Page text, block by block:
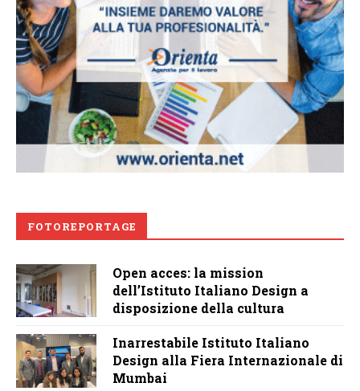
FOTOREPORTAGE
Open acces: la mission
dell’Istituto Italiano Design a
disposizione della cultura
Inarrestabile Istituto Italiano
Design alla Fiera Internazionale di
Mumbai